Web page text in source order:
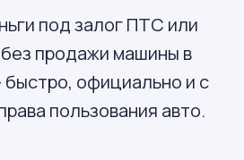
под залог ПТС или
продажи машины в
официально и с
пользования авто.